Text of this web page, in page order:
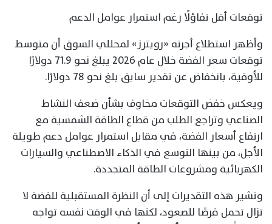
توقعات أقل تفاؤلًا رغم استمرار عوامل الدعم
وأظهر استطلاع أجرته «رويترز» لمحللي السوق أن متوسط
توقعات سعر الفضة خلال عام 2026 يبلغ نحو 71.9 دولارًا
للأوقية، بانخفاض عن تقدير سابق بلغ نحو 78 دولارًا.
ويعكس خفض التوقعات مخاوف بشأن ضعف النشاط
الصناعي وتراجع الطلب من قطاع الطاقة الشمسية مع
ارتفاع أسعار الفضة، في مقابل استمرار عوامل دعم طويلة
الأجل، من بينها التوسع في الذكاء الاصطناعي والسيارات
الكهربائية ومشروعات الطاقة المتجددة.
وتشير هذه التقديرات إلى أن النظرة المستقبلية للفضة لا
تزال تحمل فرصًا للصعود، لكنها في الوقت نفسه تواجه